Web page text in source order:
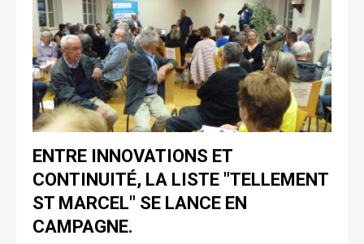
ENTRE INNOVATIONS ET
CONTINUITÉ, LA LISTE "TELLEMENT
ST MARCEL" SE LANCE EN
CAMPAGNE.